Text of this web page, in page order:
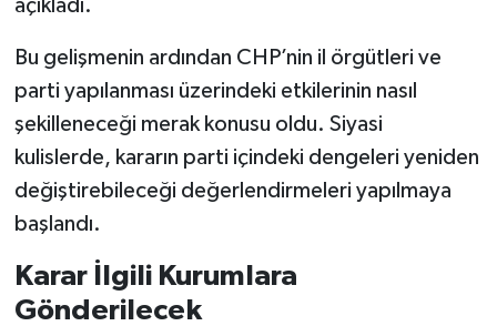
açıkladı.
Bu gelişmenin ardından CHP’nin il örgütleri ve
parti yapılanması üzerindeki etkilerinin nasıl
şekilleneceği merak konusu oldu. Siyasi
kulislerde, kararın parti içindeki dengeleri yeniden
değiştirebileceği değerlendirmeleri yapılmaya
başlandı.
Karar İlgili Kurumlara
Gönderilecek